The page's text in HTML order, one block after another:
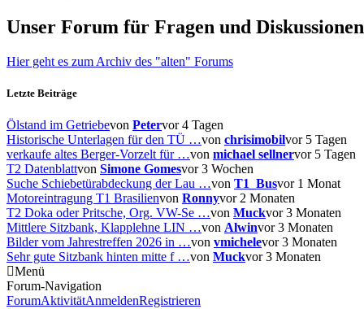
Unser Forum für Fragen und Diskussionen
Hier geht es zum Archiv des "alten" Forums
Letzte Beiträge
Ölstand im Getriebevon Petervor 4 Tagen
Historische Unterlagen für den TÜ …von chrisimobilvor 5 Tagen
verkaufe altes Berger-Vorzelt für …von michael sellnervor 5 Tagen
T2 Datenblattvon Simone Gomesvor 3 Wochen
Suche Schiebetürabdeckung der Lau …von T1_Busvor 1 Monat
Motoreintragung T1 Brasilienvon Ronnyvor 2 Monaten
T2 Doka oder Pritsche, Org. VW-Se …von Muckvor 3 Monaten
Mittlere Sitzbank, Klapplehne LIN …von Alwinvor 3 Monaten
Bilder vom Jahrestreffen 2026 in …von vmichelevor 3 Monaten
Sehr gute Sitzbank hinten mitte f …von Muckvor 3 Monaten
Menü
Forum-Navigation
ForumAktivitätAnmeldenRegistrieren